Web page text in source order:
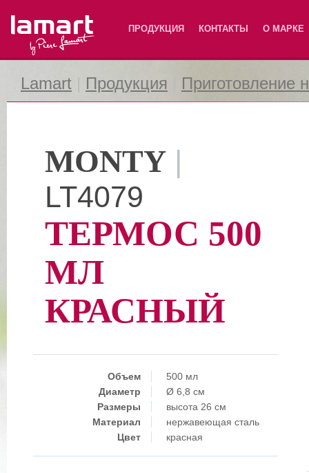
Lamart ПРОДУКЦИЯ КОНТАКТЫ О МАРКЕ
Lamart Продукция Приготовление
MONTY |
LT4079
ТЕРМОС 500
МЛ
КРАСНЫЙ
Объем
500 мл
Диаметр
Ø 6,8 см
Размеры
высота 26 см
Материал
нержавеющая сталь
Цвет
красная